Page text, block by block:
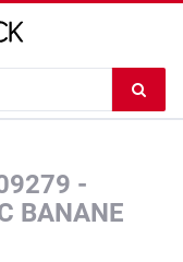
le
-
BANANE